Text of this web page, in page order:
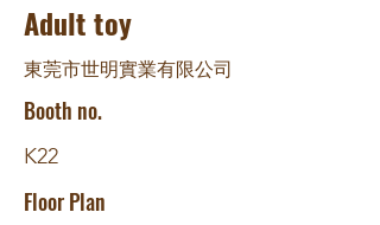
Adult toy
東莞市世明實業有限公司
Booth no.
K22
Floor Plan